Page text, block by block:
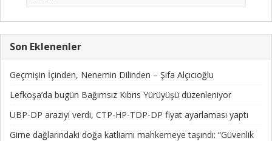
Son Eklenenler
Geçmişin İçinden, Nenemin Dilinden – Şifa Alçıcıoğlu
Lefkoşa’da bugün Bağımsız Kıbrıs Yürüyüşü düzenleniyor
UBP-DP araziyi verdi, CTP-HP-TDP-DP fiyat ayarlaması yaptı
Girne dağlarındaki doğa katliamı mahkemeye taşındı: “Güvenlik